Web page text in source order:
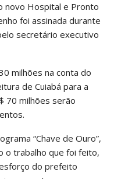
novo Hospital e Pronto
foi assinada durante
secretário executivo
milhões na conta do
de Cuiabá para a
70 milhões serão
“Chave de Ouro”,
o trabalho que foi feito,
do prefeito